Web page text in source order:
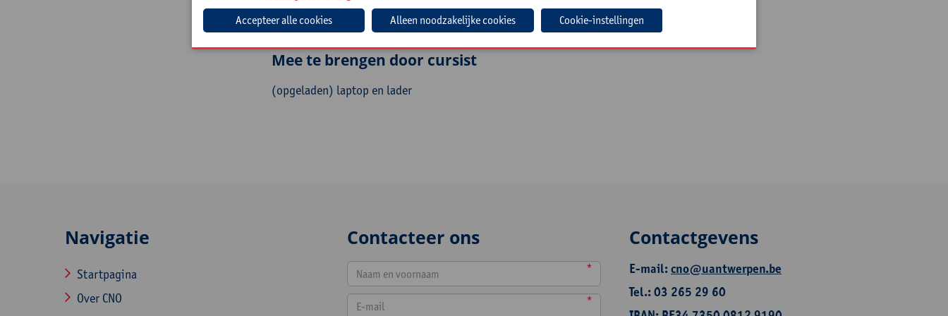
Leerkrachten en coördinatoren lager en secundair onderwijs.
Mee te brengen door cursist
(opgeladen) laptop en lader
Navigatie
Startpagina
Over CNO
Contacteer ons
*
*
Contactgevens
E-mail:cno@uantwerpen.be
Tel.: 03 265 29 60
Cookie-instellingen